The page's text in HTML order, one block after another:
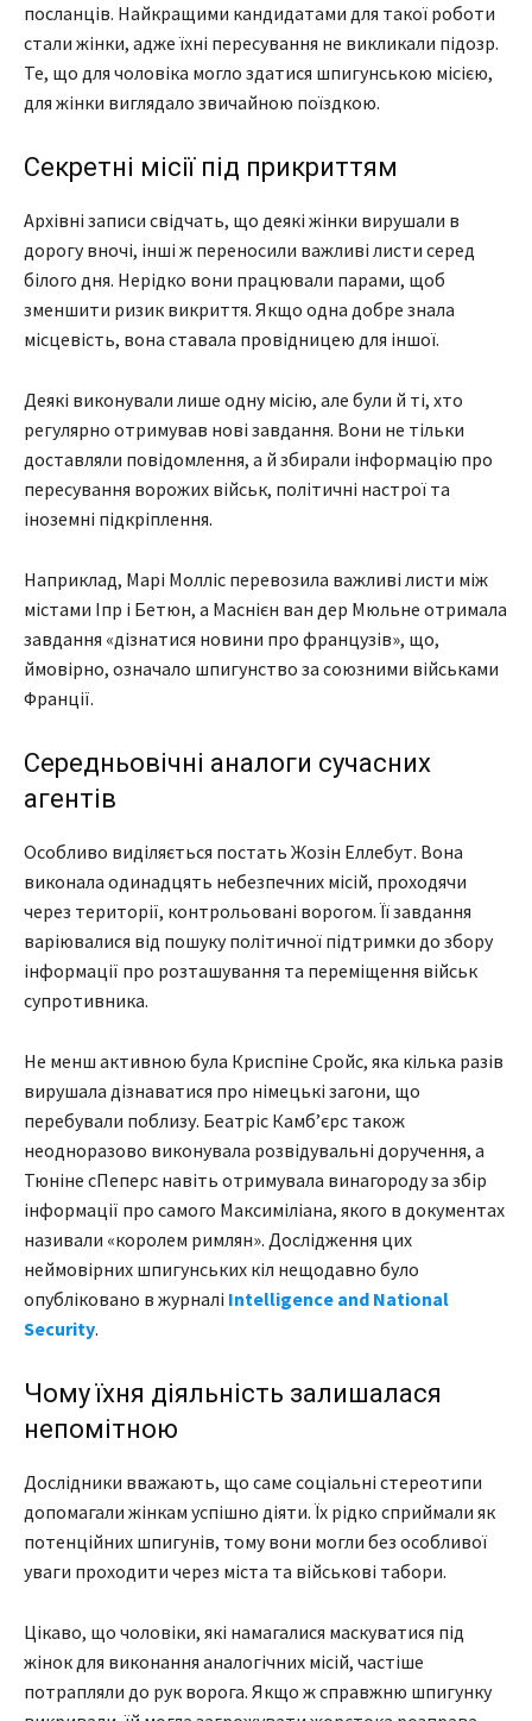
посланців. Найкращими кандидатами для такої роботи
стали жінки, адже їхні пересування не викликали підозр.
Те, що для чоловіка могло здатися шпигунською місією,
для жінки виглядало звичайною поїздкою.
Секретні місії під прикриттям
Архівні записи свідчать, що деякі жінки вирушали в
дорогу вночі, інші ж переносили важливі листи серед
білого дня. Нерідко вони працювали парами, щоб
зменшити ризик викриття. Якщо одна добре знала
місцевість, вона ставала провідницею для іншої.
Деякі виконували лише одну місію, але були й ті, хто
регулярно отримував нові завдання. Вони не тільки
доставляли повідомлення, а й збирали інформацію про
пересування ворожих військ, політичні настрої та
іноземні підкріплення.
Наприклад, Марі Молліс перевозила важливі листи між
містами Іпр і Бетюн, а Маснієн ван дер Мюльне отримала
завдання «дізнатися новини про французів», що,
ймовірно, означало шпигунство за союзними військами
Франції.
Середньовічні аналоги сучасних
агентів
Особливо виділяється постать Жозін Еллебут. Вона
виконала одинадцять небезпечних місій, проходячи
через території, контрольовані ворогом. Її завдання
варіювалися від пошуку політичної підтримки до збору
інформації про розташування та переміщення військ
супротивника.
Не менш активною була Криспіне Сройс, яка кілька разів
вирушала дізнаватися про німецькі загони, що
перебували поблизу. Беатріс Камб’єрс також
неодноразово виконувала розвідувальні доручення, а
Тюніне сПеперс навіть отримувала винагороду за збір
інформації про самого Максиміліана, якого в документах
називали «королем римлян». Дослідження цих
неймовірних шпигунських кіл нещодавно було
опубліковано в журналі Intelligence and National
Security.
Чому їхня діяльність залишалася
непомітною
Дослідники вважають, що саме соціальні стереотипи
допомагали жінкам успішно діяти. Їх рідко сприймали як
потенційних шпигунів, тому вони могли без особливої
уваги проходити через міста та військові табори.
Цікаво, що чоловіки, які намагалися маскуватися під
жінок для виконання аналогічних місій, частіше
потрапляли до рук ворога. Якщо ж справжню шпигунку